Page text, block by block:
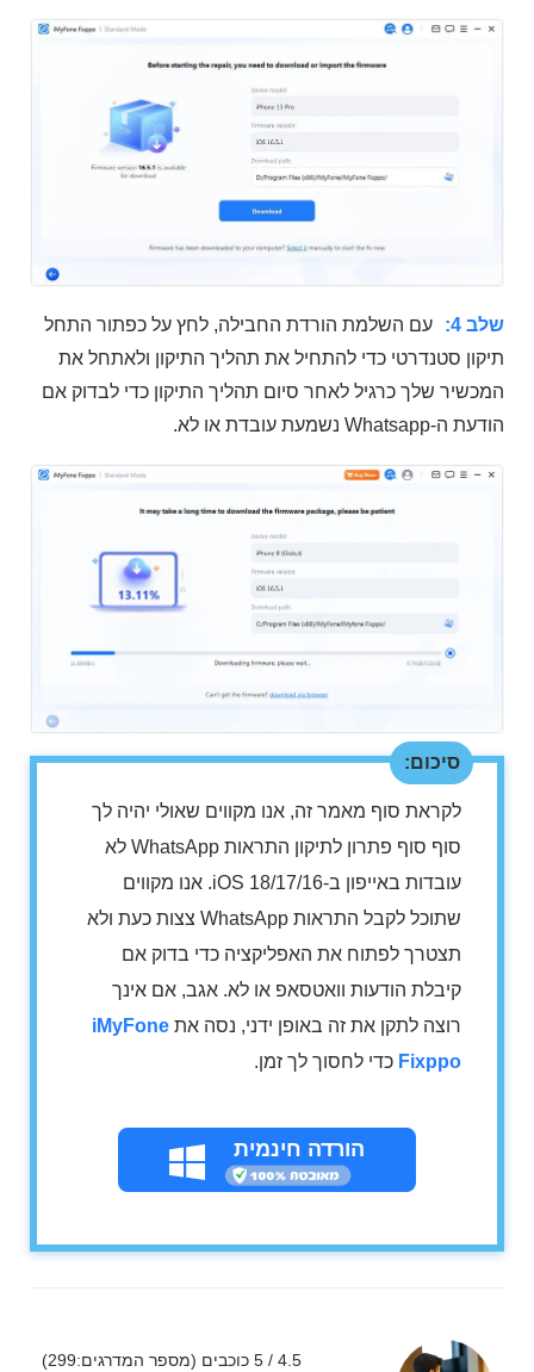
שלב 4:
עם השלמת הורדת החבילה, לחץ על כפתור התחל
תיקון סטנדרטי כדי להתחיל את תהליך התיקון ולאתחל את
המכשיר שלך כרגיל לאחר סיום תהליך התיקון כדי לבדוק אם
הודעת ה-Whatsapp נשמעת עובדת או לא.
סיכום:
לקראת סוף מאמר זה, אנו מקווים שאולי יהיה לך
סוף סוף פתרון לתיקון התראות WhatsApp לא
עובדות באייפון ב-iOS 18/17/16. אנו מקווים
שתוכל לקבל התראות WhatsApp צצות כעת ולא
תצטרך לפתוח את האפליקציה כדי בדוק אם
קיבלת הודעות וואטסאפ או לא. אגב, אם אינך
רוצה לתקן את זה באופן ידני, נסה את iMyFone
Fixppo כדי לחסוך לך זמן.
הורדה חינמית
4.5 / 5 כוכבים (מספר המדרגים: 299
)